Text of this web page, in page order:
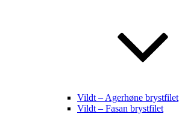
Vildt – Agerhøne brystfilet
Vildt – Fasan brystfilet